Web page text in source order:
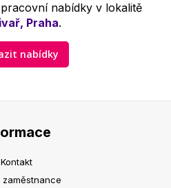
nabídky v lokalitě
Praha.
nabídky
Kontakt
zaměstnance